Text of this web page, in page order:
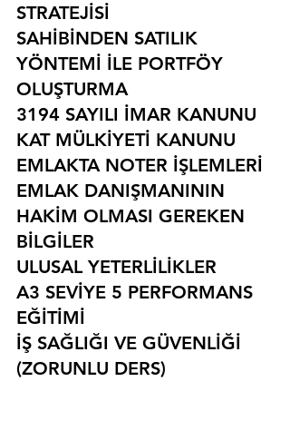
STRATEJİSİ
SAHİBİNDEN SATILIK
YÖNTEMİ İLE PORTFÖY
OLUŞTURMA
3194 SAYILI İMAR KANUNU
KAT MÜLKİYETİ KANUNU
EMLAKTA NOTER İŞLEMLERİ
EMLAK DANIŞMANININ
HAKİM OLMASI GEREKEN
BİLGİLER
ULUSAL YETERLİLİKLER
A3 SEVİYE 5 PERFORMANS
EĞİTİMİ
İŞ SAĞLIĞI VE GÜVENLİĞİ
(ZORUNLU DERS)